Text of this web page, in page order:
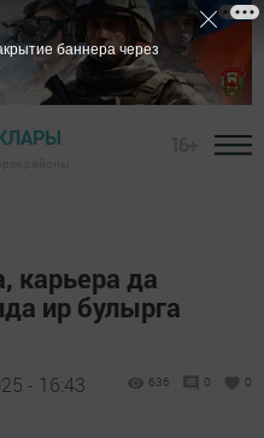
карьера да
ир булырга
- 16:43 636 0 0
баннера через